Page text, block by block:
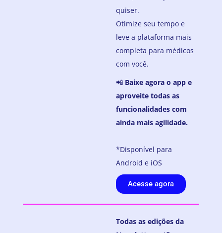
quiser.
Otimize seu tempo e
leve a plataforma mais
completa para médicos
com você.
📲 Baixe agora o app e
aproveite todas as
funcionalidades com
ainda mais agilidade.
*Disponível para
Android e iOS
Acesse agora
Todas as edições da